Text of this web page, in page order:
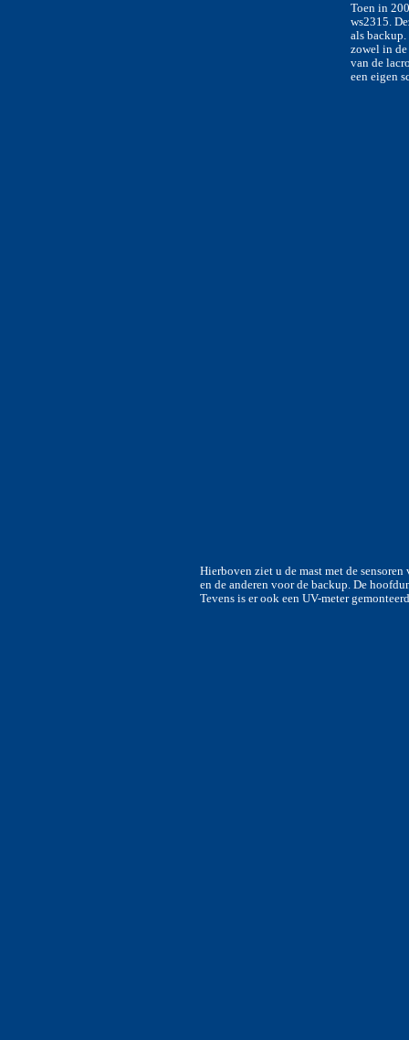
Toen in
ws2315.
als
zowel in de
van de
een eigen
Hierboven ziet u de mast met de
en de anderen voor de backup. De
Tevens is er ook een UV-meter